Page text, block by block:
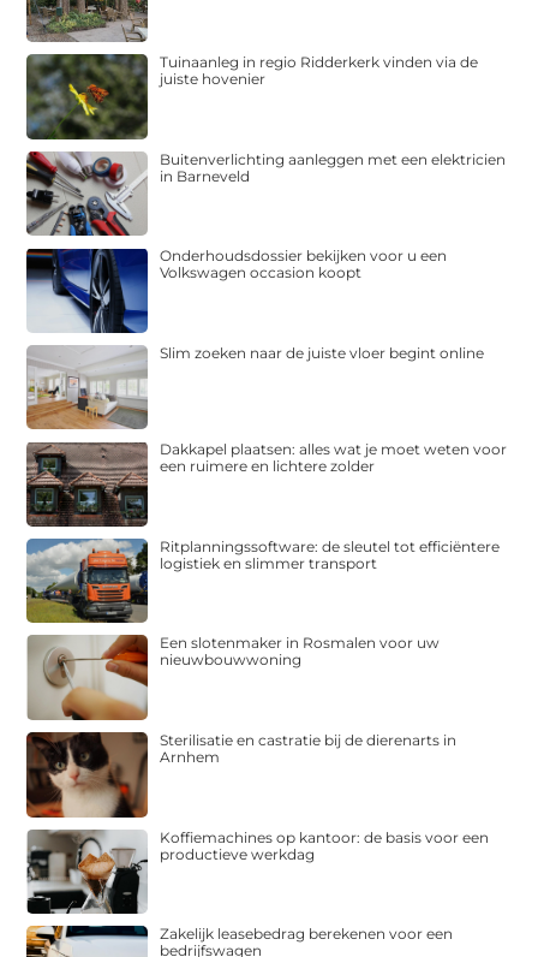
Tuinaanleg in regio Ridderkerk vinden via de
juiste hovenier
Buitenverlichting aanleggen met een elektricien
in Barneveld
Onderhoudsdossier bekijken voor u een
Volkswagen occasion koopt
Slim zoeken naar de juiste vloer begint online
Dakkapel plaatsen: alles wat je moet weten voor
een ruimere en lichtere zolder
Ritplanningssoftware: de sleutel tot efficiëntere
logistiek en slimmer transport
Een slotenmaker in Rosmalen voor uw
nieuwbouwwoning
Sterilisatie en castratie bij de dierenarts in
Arnhem
Koffiemachines op kantoor: de basis voor een
productieve werkdag
Zakelijk leasebedrag berekenen voor een
bedrijfswagen